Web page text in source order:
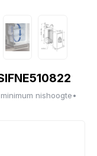
nishoogte•